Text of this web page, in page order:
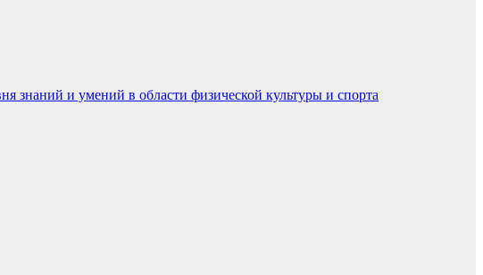
знаний и умений в области физической культуры и спорта